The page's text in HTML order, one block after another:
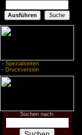
- Spezialseiten
- Druckversion
Suchen nach: